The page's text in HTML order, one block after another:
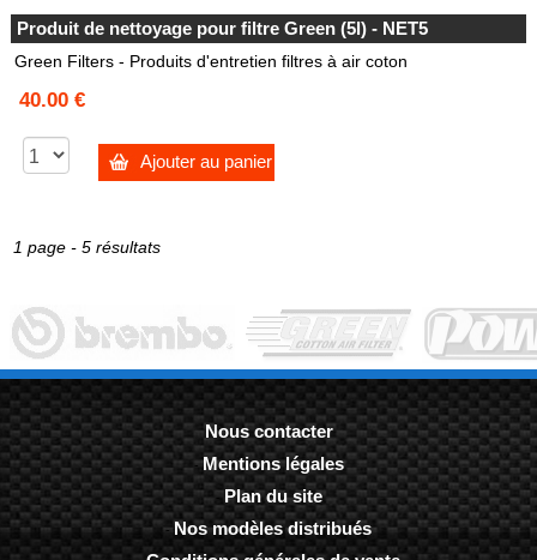
Produit de nettoyage pour filtre Green (5l) - NET5
Green Filters - Produits d'entretien filtres à air coton
40.00 €
Ajouter au panier
1 page - 5 résultats
Nous contacter
-Mentions légales
-Plan du site
-Nos modèles distribués